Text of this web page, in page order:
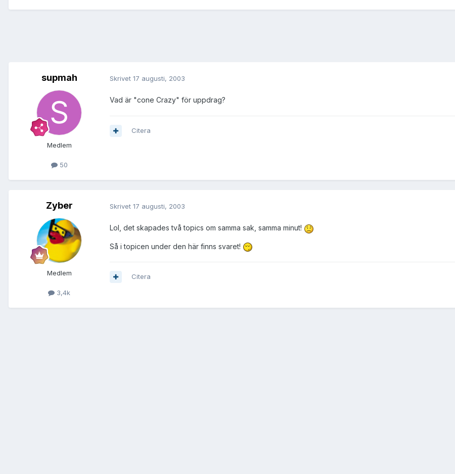
supmah
Medlem
50
Skrivet 17 augusti, 2003
Vad är "cone Crazy" för uppdrag?
Citera
Zyber
Medlem
3,4k
Skrivet 17 augusti, 2003
Lol, det skapades två topics om samma sak, samma minut!
Så i topicen under den här finns svaret!
Citera